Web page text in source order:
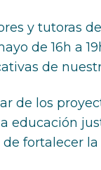
y tutoras
de 16h a
de
de los
educación
fortalecer